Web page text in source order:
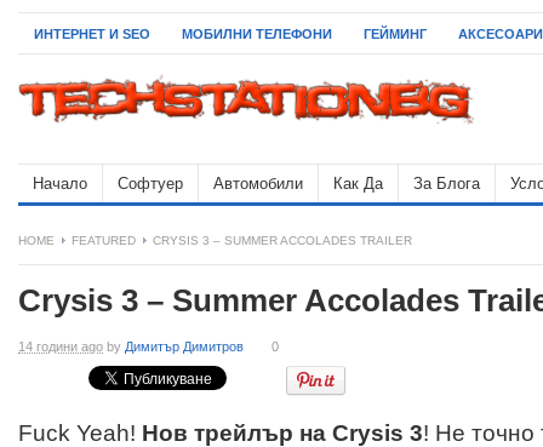
ИНТЕРНЕТ И SEO МОБИЛНИ ТЕЛЕФОНИ ГЕЙМИНГ АКСЕСОАРИ
Начало Софтуер Автомобили Как Да За Блога
HOME FEATURED CRYSIS 3 – SUMMER ACCOLADES TRAILER
Crysis 3 – Summer Accolades
14 години ago by Димитър Димитров 0
Fuck Yeah! Нов трейлър на Crysis 3! Не точно